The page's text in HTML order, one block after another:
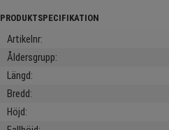
Artikelnr
Åldersgrupp
Längd
Bredd
Höjd